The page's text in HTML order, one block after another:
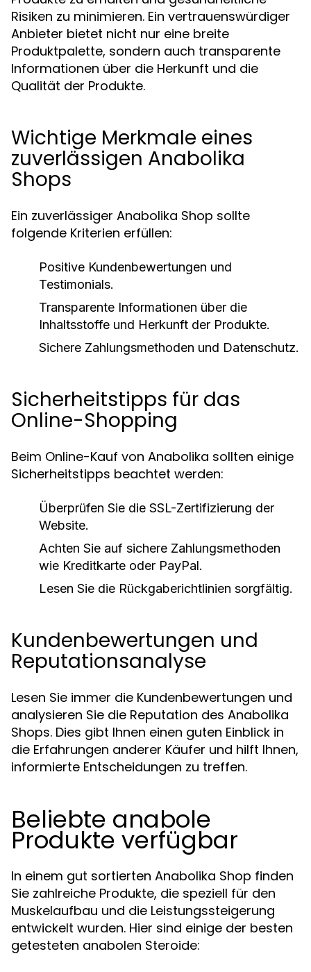
Risiken zu minimieren. Ein vertrauenswürdiger
Anbieter bietet nicht nur eine breite
Produktpalette, sondern auch transparente
Informationen über die Herkunft und die
Qualität der Produkte.
Wichtige Merkmale eines
zuverlässigen Anabolika
Shops
Ein zuverlässiger Anabolika Shop sollte
folgende Kriterien erfüllen:
Positive Kundenbewertungen und
Testimonials.
Transparente Informationen über die
Inhaltsstoffe und Herkunft der Produkte.
Sichere Zahlungsmethoden und Datenschutz.
Sicherheitstipps für das
Online-Shopping
Beim Online-Kauf von Anabolika sollten einige
Sicherheitstipps beachtet werden:
Überprüfen Sie die SSL-Zertifizierung der
Website.
Achten Sie auf sichere Zahlungsmethoden
wie Kreditkarte oder PayPal.
Lesen Sie die Rückgaberichtlinien sorgfältig.
Kundenbewertungen und
Reputationsanalyse
Lesen Sie immer die Kundenbewertungen und
analysieren Sie die Reputation des Anabolika
Shops. Dies gibt Ihnen einen guten Einblick in
die Erfahrungen anderer Käufer und hilft Ihnen,
informierte Entscheidungen zu treffen.
Beliebte anabole
Produkte verfügbar
In einem gut sortierten Anabolika Shop finden
Sie zahlreiche Produkte, die speziell für den
Muskelaufbau und die Leistungssteigerung
entwickelt wurden. Hier sind einige der besten
getesteten anabolen Steroide: